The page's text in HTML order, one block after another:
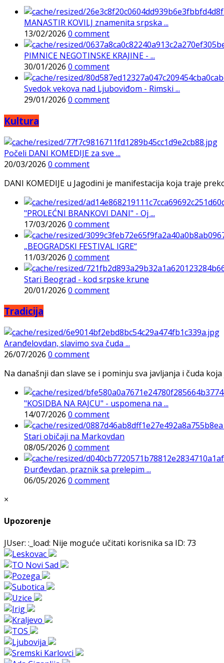
MANASTIR KOVILJ znamenita srpska ...
13/02/2026 0 comment
PIMNICE NEGOTINSKE KRAJINE - ...
30/01/2026 0 comment
Svedok vekova nad Ljuboviđom - Rimski ...
29/01/2026 0 comment
Kultura
Počeli DANI KOMEDIJE za sve ...
20/03/2026 0 comment
DANI KOMEDIJE u Jagodini je manifestacija koja traje
"PROLEĆNI BRANKOVI DANI" - Oj ...
17/03/2026 0 comment
„BEOGRADSKI FESTIVAL IGRE“
11/03/2026 0 comment
Stari Beograd - kod srpske krune
20/01/2026 0 comment
Tradicija
Aranđelovdan, slavimo sva čuda ...
26/07/2026 0 comment
Na današnji dan slave se i pominju sva javljanja i čuda
"KOSIDBA NA RAJCU" - uspomena na ...
14/07/2026 0 comment
Stari običaji na Markovdan
08/05/2026 0 comment
Đurđevdan, praznik sa prelepim ...
06/05/2026 0 comment
×
Upozorenje
JUser: :_load: Nije moguće učitati korisnika sa ID: 73